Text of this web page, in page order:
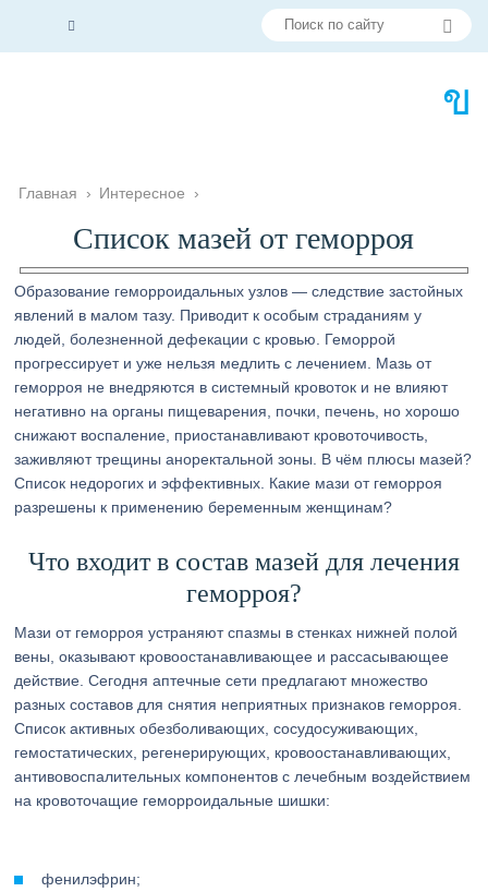
Главная › Интересное ›
Список мазей от геморроя
Образование геморроидальных узлов — следствие застойных
явлений в малом тазу. Приводит к особым страданиям у
людей, болезненной дефекации с кровью. Геморрой
прогрессирует и уже нельзя медлить с лечением. Мазь от
геморроя не внедряются в системный кровоток и не влияют
негативно на органы пищеварения, почки, печень, но хорошо
снижают воспаление, приостанавливают кровоточивость,
заживляют трещины аноректальной зоны. В чём плюсы мазей?
Список недорогих и эффективных. Какие мази от геморроя
разрешены к применению беременным женщинам?
Что входит в состав мазей для лечения
геморроя?
Мази от геморроя устраняют спазмы в стенках нижней полой
вены, оказывают кровоостанавливающее и рассасывающее
действие. Сегодня аптечные сети предлагают множество
разных составов для снятия неприятных признаков геморроя.
Список активных обезболивающих, сосудосуживающих,
гемостатических, регенерирующих, кровоостанавливающих,
антивовоспалительных компонентов с лечебным воздействием
на кровоточащие геморроидальные шишки:
фенилэфрин;